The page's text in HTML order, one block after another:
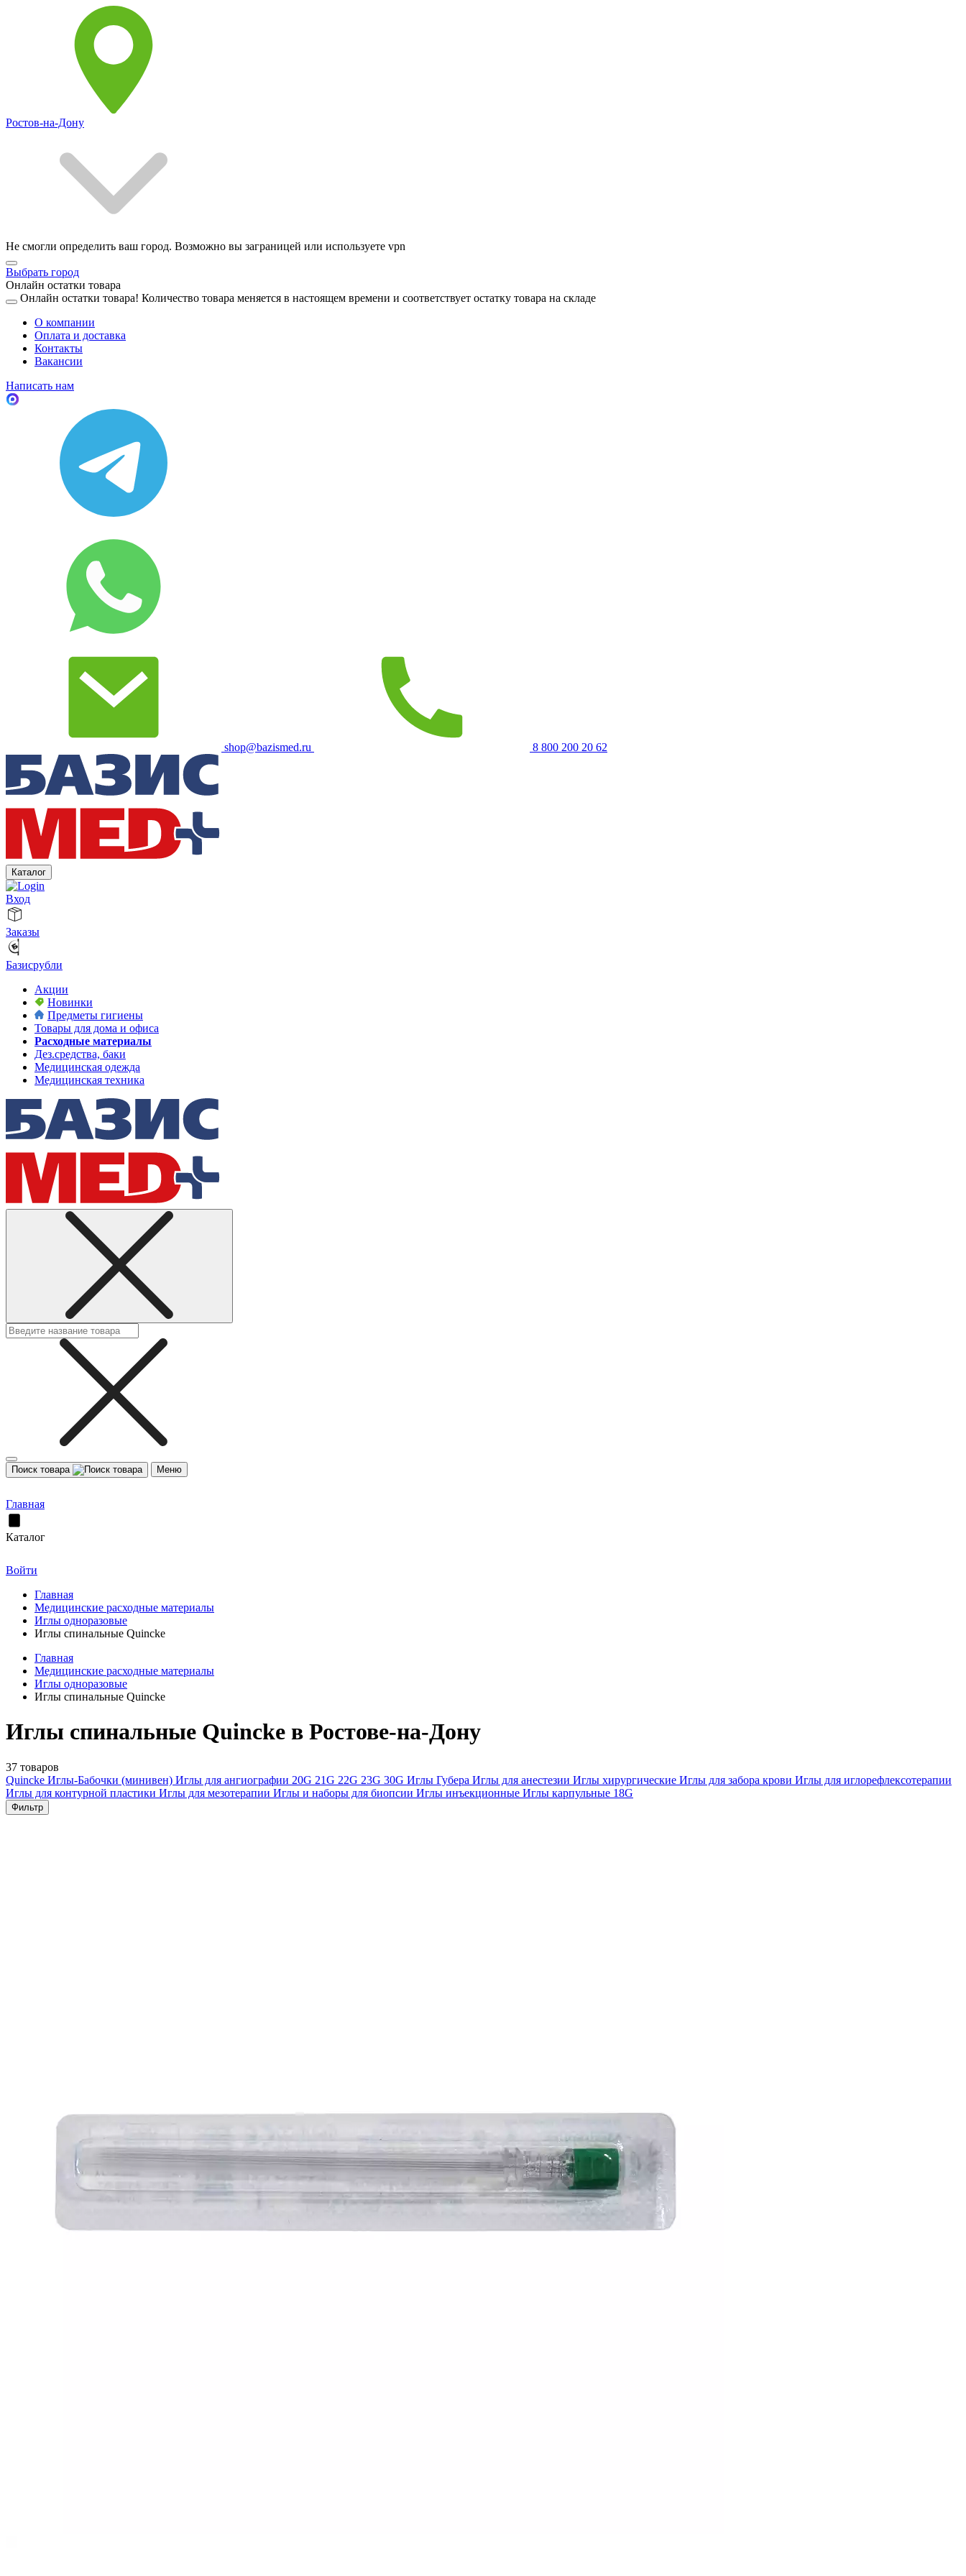
Ростов-на-Дону
Не смогли определить ваш город. Возможно вы заграницей или используете vpn
Выбрать город
Онлайн остатки товара
Онлайн остатки товара! Количество товара меняется в настоящем времени и соответствует остатку товара на складе
О компании
Оплата и доставка
Контакты
Вакансии
Написать нам
shop@bazismed.ru 8 800 200 20 62
Каталог
Вход
Заказы
Базисрубли
Акции
Новинки
Предметы гигиены
Товары для дома и офиса
Расходные материалы
Дез.средства, баки
Медицинская одежда
Медицинская техника
Поиск товара Меню
Главная
Каталог
Войти
Главная
Медицинские расходные материалы
Иглы одноразовые
Иглы спинальные Quincke
Главная
Медицинские расходные материалы
Иглы одноразовые
Иглы спинальные Quincke
Иглы спинальные Quincke в Ростове-на-Дону
37 товаров
Quincke Иглы-Бабочки (минивен) Иглы для ангиографии 20G 21G 22G 23G 30G Иглы Губера Иглы для анестезии Иглы хирургические Иглы для забора крови Иглы для иглорефлексотерапии
Иглы для контурной пластики Иглы для мезотерапии Иглы и наборы для биопсии Иглы инъекционные Иглы карпульные 18G
Фильтр